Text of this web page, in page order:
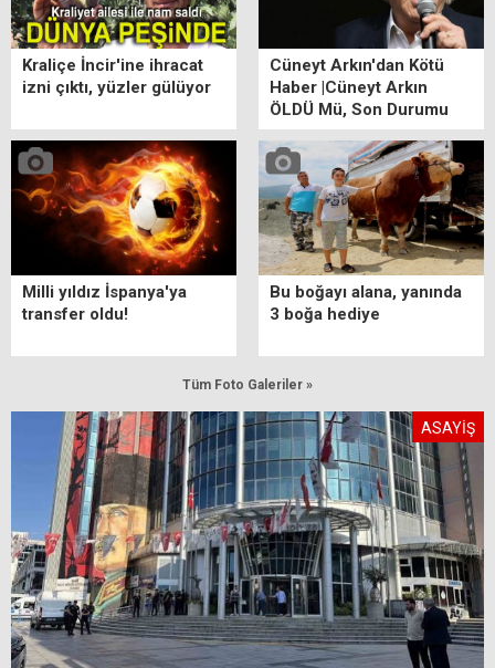
Kraliçe İncir'ine ihracat
izni çıktı, yüzler gülüyor
Cüneyt Arkın'dan Kötü
Haber |Cüneyt Arkın
ÖLDÜ Mü, Son Durumu
ne? Cüneyt Arkın Kimdir?
Milli yıldız İspanya'ya
transfer oldu!
Bu boğayı alana, yanında
3 boğa hediye
Tüm Foto Galeriler »
ASAYİŞ